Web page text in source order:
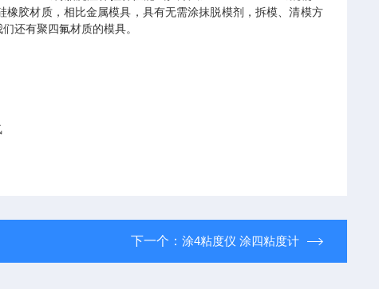
胶材质，相比金属模具，具有无需涂抹脱模剂，拆模、清模方
还有聚四氟材质的模具。
下一个： 涂4粘度仪 涂四粘度计